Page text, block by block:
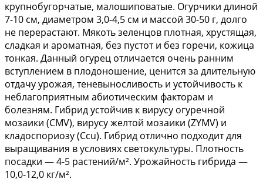
крупнобугорчатые, малошиповатые. Огурчики длиной
7-10 см, диаметром 3,0-4,5 см и массой 30-50 г, долго
не перерастают. Мякоть зеленцов плотная, хрустящая,
сладкая и ароматная, без пустот и без горечи, кожица
тонкая. Данный огурец отличается очень ранним
вступлением в плодоношение, ценится за длительную
отдачу урожая, теневыносливость и устойчивость к
неблагоприятным абиотическим факторам и
болезням. Гибрид устойчив к вирусу огуречной
мозаики (CMV), вирусу желтой мозаики (ZYMV) и
кладоспориозу (Ccu). Гибрид отлично подходит для
выращивания в условиях светокультуры. Плотность
посадки — 4-5 растений/м². Урожайность гибрида —
10,0-12,0 кг/м².